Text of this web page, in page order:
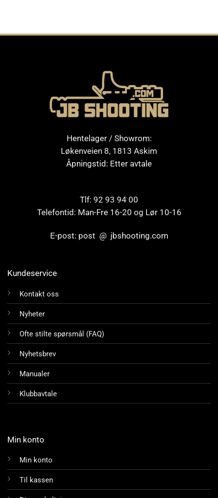
Hentelager / Showrom:
Løkenveien 8, 1813 Askim
Åpningstid: Etter avtale
Tlf: 92 93 94 00
Telefontid: Man-Fre 16-20 og Lør 10-16
E-post: post @ jbshooting.com
Kundeservice
Kontakt oss
Nyheter
Ofte stilte spørsmål (FAQ)
Nyhetsbrev
Manualer
Klubbavtale
Min konto
Min konto
Til kassen